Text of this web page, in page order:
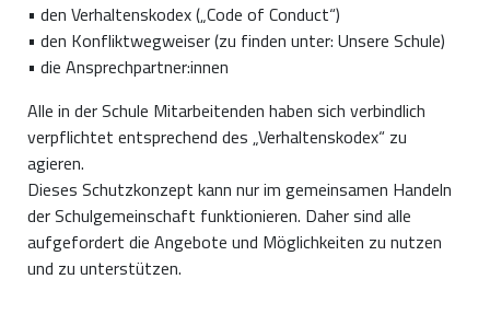
• den Verhaltenskodex („Code of Conduct“)
• den Konfliktwegweiser (zu finden unter: Unsere Schule)
• die Ansprechpartner:innen
Alle in der Schule Mitarbeitenden haben sich verbindlich
verpflichtet entsprechend des „Verhaltenskodex“ zu
agieren.
Dieses Schutzkonzept kann nur im gemeinsamen Handeln
der Schulgemeinschaft funktionieren. Daher sind alle
aufgefordert die Angebote und Möglichkeiten zu nutzen
und zu unterstützen.